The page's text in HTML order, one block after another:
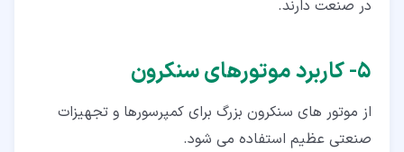
در صنعت دارند.
۵‏- کاربرد موتورهای سنکرون
از موتور های سنکرون بزرگ برای کمپرسورها و تجهیزات
صنعتی عظیم استفاده می شود.